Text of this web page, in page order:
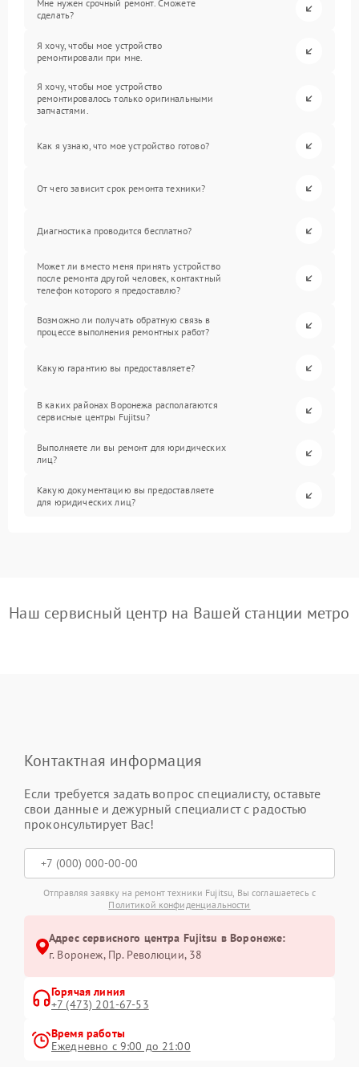
Мне нужен срочный ремонт. Сможете
сделать?
Я хочу, чтобы мое устройство
ремонтировали при мне.
Я хочу, чтобы мое устройство
ремонтировалось только оригинальными
запчастями.
Как я узнаю, что мое устройство готово?
От чего зависит срок ремонта техники?
Диагностика проводится бесплатно?
Может ли вместо меня принять устройство
после ремонта другой человек, контактный
телефон которого я предоставлю?
Возможно ли получать обратную связь в
процессе выполнения ремонтных работ?
Какую гарантию вы предоставляете?
В каких районах Воронежа располагаются
сервисные центры Fujitsu?
Выполняете ли вы ремонт для юридических
лиц?
Какую документацию вы предоставляете
для юридических лиц?
Наш сервисный центр на Вашей станции метро
Контактная информация
Если требуется задать вопрос специалисту, оставьте
свои данные и дежурный специалист с радостью
проконсультирует Вас!
Отправляя заявку на ремонт техники Fujitsu, Вы соглашаетесь с
Политикой конфиденциальности
Адрес сервисного центра Fujitsu в Воронеже:
г. Воронеж, Пр. Революции, 38
Горячая линия
+7 (473) 201-67-53
Время работы
Ежедневно с 9:00 до 21:00